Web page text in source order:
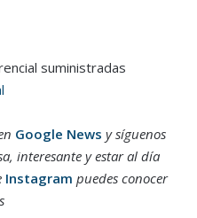
suministradas
Google News y síguenos
interesante y estar al día
Instagram puedes conocer